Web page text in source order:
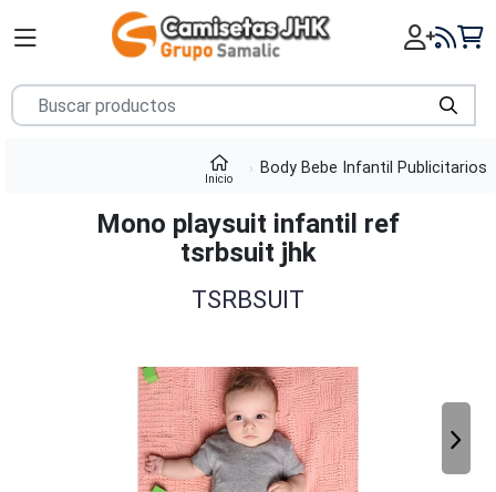
Inicio
Body Bebe Infantil Publicitarios
Mono playsuit infantil ref
tsrbsuit jhk
TSRBSUIT